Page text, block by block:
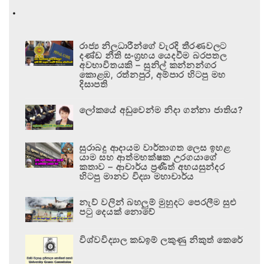
.
රාජ්‍ය නිලධාරීන්ගේ වැරදි තීරණවලට
දණ්ඩ නීති සංග්‍රහය යෙදවීම බරපතල
අවභාවිතයකි – සුනිල් කන්නන්ගර
කොළඹ, රත්නපුර, අම්පාර හිටපු මහ
දිසාපති
ලෝකයේ අඩුවෙන්ම නිදා ගන්නා ජාතිය?
සුරාබදු ආදායම වාර්තාගත ලෙස ඉහළ
යාම සහ ආත්මභක්ෂක උරගයාගේ
කතාව – ආචාර්ය ප්‍රණීත් අභයසුන්දර
හිටපු මානව විද්‍යා මහාචාර්ය
නැව් වලින් බහලුම් මුහුදට පෙරලීම සුළු
පටු දෙයක් නොවේ
විශ්වවිද්‍යාල කඩඉම් ලකුණු නිකුත් කෙරේ